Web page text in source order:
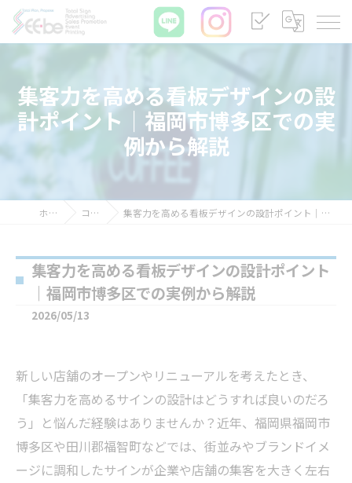
集客力を高める看板デザインの設
計ポイント｜福岡市博多区での実
例から解説
ホーム コラム 集客力を高める看板デザインの設計ポイント｜福岡市博多区での実例から解説
集客力を高める看板デザインの設計ポイント
｜福岡市博多区での実例から解説
2026/05/13
新しい店舗のオープンやリニューアルを考えたとき、
「集客力を高めるサインの設計はどうすれば良いのだろ
う」と悩んだ経験はありませんか？近年、福岡県福岡市
博多区や田川郡福智町などでは、街並みやブランドイメ
ージに調和したサインが企業や店舗の集客を大きく左右